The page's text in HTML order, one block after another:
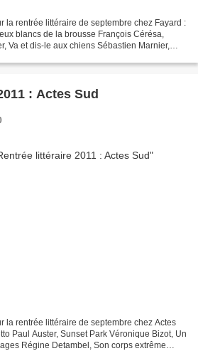
la rentrée littéraire de septembre chez Fayard :
blancs de la brousse François Cérésa,
Va et dis-le aux chiens Sébastien Marnier,
: Actes Sud
la rentrée littéraire de septembre chez Actes
Paul Auster, Sunset Park Véronique Bizot, Un
Régine Detambel, Son corps extrême